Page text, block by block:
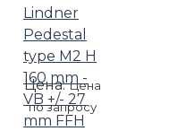
Lindner
Pedestal
type M2 H
160 mm -
VB +/- 27
mm FFH
Цена:Цена
по запросу